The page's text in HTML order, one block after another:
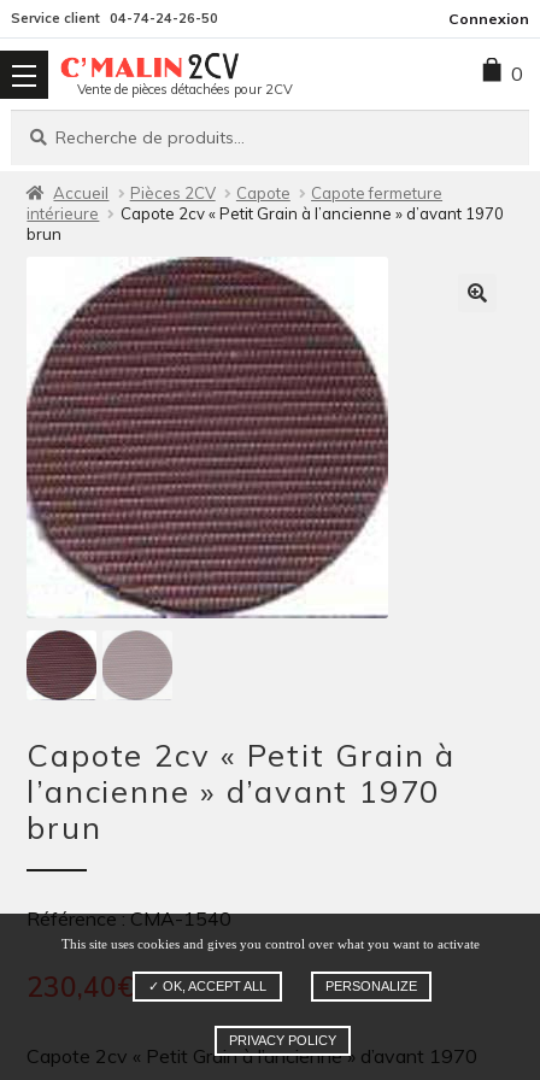
la
navigation
contenu
Service client 04-74-24-26-50 Connexion
Vente de pièces détachées pour 2CV
Recherche
Recherche
0
Accueil Pièces 2CV Capote
Capote fermeture
intérieure
Capote 2cv « Petit Grain à l’ancienne » d’avant 1970
brun
Capote 2cv « Petit Grain à
l’ancienne » d’avant 1970
brun
Référence : CMA-1540
230,40€
Capote 2cv « Petit Grain à l’ancienne » d’avant 1970
This site uses cookies and gives you control over what you want to activate
✓ OK, ACCEPT ALL PERSONALIZE
PRIVACY POLICY